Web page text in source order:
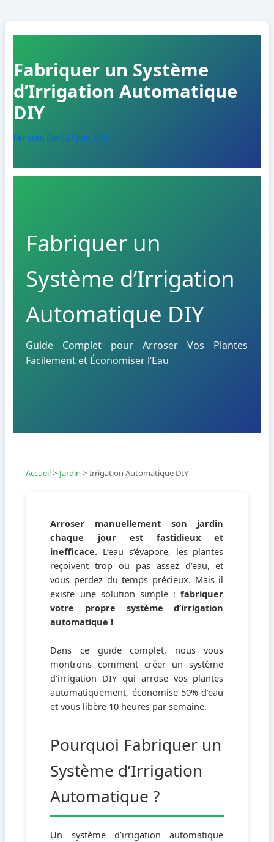
Fabriquer un Système
d’Irrigation Automatique
DIY
Par Leau Eco/27 juin 2026
Fabriquer un
Système d’Irrigation
Automatique DIY
Guide Complet pour Arroser Vos Plantes
Facilement et Économiser l’Eau
Accueil> Jardin >Irrigation Automatique DIY
Arroser manuellement son jardin
chaque jour est fastidieux et
inefficace. L’eau s’évapore, les plantes
reçoivent trop ou pas assez d’eau, et
vous perdez du temps précieux. Mais il
existe une solution simple :fabriquer
votre propre système d’irrigation
automatique !
Dans ce guide complet, nous vous
montrons comment créer un système
d’irrigation DIY qui arrose vos plantes
automatiquement, économise 50% d’eau
et vous libère 10 heures par semaine.
Pourquoi Fabriquer un
Système d’Irrigation
Automatique ?
Un système d’irrigation automatique